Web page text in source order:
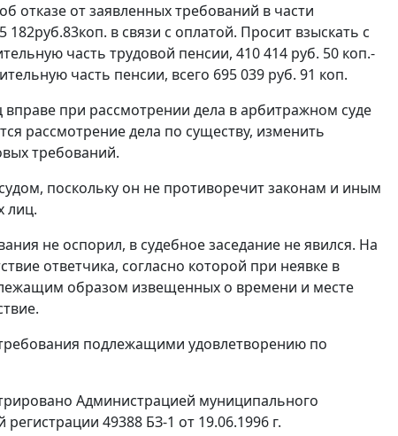
отказе от заявленных требований в части
в связи с оплатой. Просит взыскать с
часть трудовой пенсии, 410 414 руб. 50 коп.-
часть пенсии, всего 695 039 руб. 91 коп.
при рассмотрении дела в арбитражном суде
рассмотрение дела по существу, изменить
требований.
поскольку он не противоречит законам и иным
лиц.
не оспорил, в судебное заседание не явился. На
ответчика, согласно которой при неявке в
образом извещенных о времени и месте
подлежащими удовлетворению по
Администрацией муниципального
49388 БЗ-1 от 19.06.1996 г.